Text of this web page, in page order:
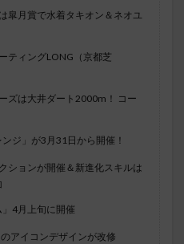
皐月賞で水着タキオン＆ネオユ
ティングLONG（京都芝
ズは大井ダート2000m！ コー
ジ」が3月31日から開催！
ションが開催＆新進化スキルは
」4月上旬に開催
アイコンデザインが改修